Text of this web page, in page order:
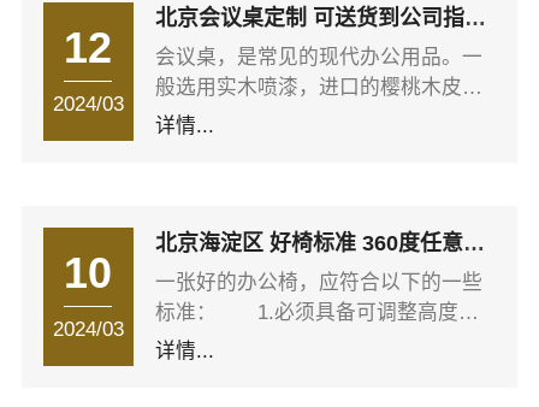
抹布擦拭。B. 平时保养使用不易脱毛
的干净抹布，沾水拧干擦拭即可。尽
量避免使用太过硬质或粗糙的布料或
不干净的布擦拭，以防止伤害产品表
面。注意事项A. 因会议桌采用木皮，
12
2024/03
北京会议桌定制 可送货到公司指定
位置安装！
会议桌，是常见的现代办公用品。一
般选用实木喷漆，进口的樱桃木皮做
饰面，采用环保基材，进口PU类高档
为：钢架结构、板式结构。会议形状
分为：矩形样式、椭圆型样式、马肚
型样式、圆形样式、等其它异型样
式。常规尺寸;小型会议桌：
1800*900*750mm、
详情...
10
2024/03
北京海淀区 好椅标准 360度任意旋
转 专卖店推荐攻略
一张好的办公椅，应符合以下的一些
标准： 1.必须具备可调整高度的
装置及灵活的360度任意旋转的基本功
详情...